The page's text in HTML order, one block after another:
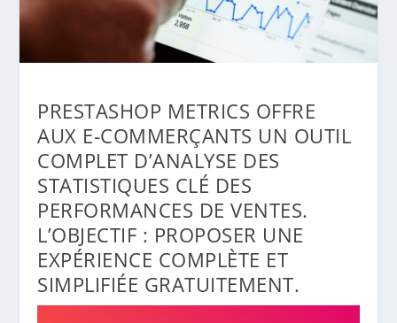
PRESTASHOP METRICS OFFRE
AUX E-COMMERÇANTS UN OUTIL
COMPLET D’ANALYSE DES
STATISTIQUES CLÉ DES
PERFORMANCES DE VENTES.
L’OBJECTIF : PROPOSER UNE
EXPÉRIENCE COMPLÈTE ET
SIMPLIFIÉE GRATUITEMENT.